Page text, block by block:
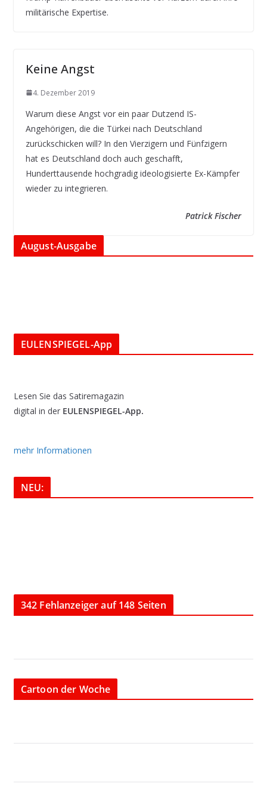
militärische Expertise.
Keine Angst
4. Dezember 2019
Warum diese Angst vor ein paar Dutzend IS-
Angehörigen, die die Türkei nach Deutschland
zurückschicken will? In den Vierzigern und Fünfzigern
hat es Deutschland doch auch geschafft,
Hunderttausende hochgradig ideologisierte Ex-Kämpfer
wieder zu integrieren.
Patrick Fischer
August-Ausgabe
EULENSPIEGEL-App
Lesen Sie das Satiremagazin
digital in der EULENSPIEGEL-App.
mehr Informationen
NEU:
342 Fehlanzeiger auf 148 Seiten
Cartoon der Woche